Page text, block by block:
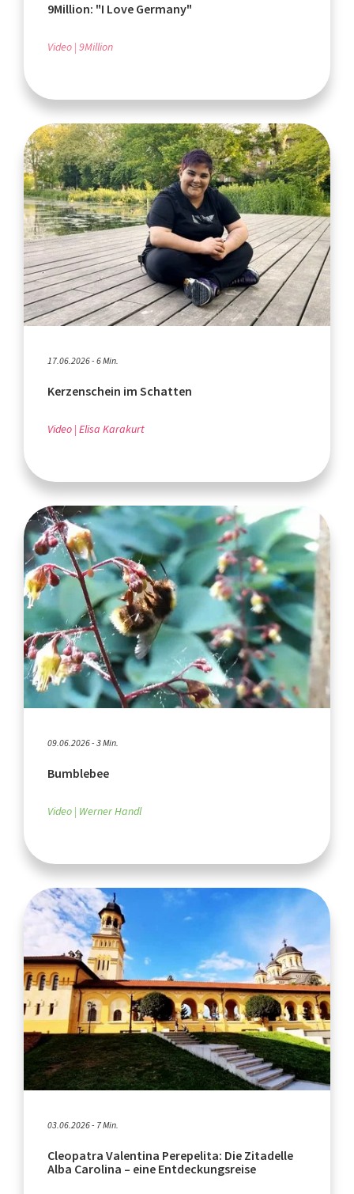
9Million: "I Love Germany"
Video 9Million
17.06.2026 - 6 Min.
Kerzenschein im Schatten
Video Elisa Karakurt
09.06.2026 - 3 Min.
Bumblebee
Video Werner Handl
03.06.2026 - 7 Min.
Cleopatra Valentina Perepelita: Die Zitadelle
Alba Carolina – eine Entdeckungsreise